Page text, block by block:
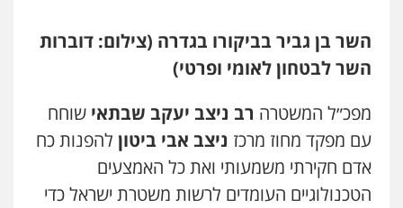
השר בן גביר בביקורו בגדרה (צילום: דוברות
השר לבטחון לאומי ופרטי)
מפכ״ל המשטרה רב ניצב יעקב שבתאי שוחח
עם מפקד מחוז מרכז ניצב אבי ביטון להפנות כח
אדם חקירתי משמעותי ואת כל האמצעים
הטכנולוגיים העומדים לרשות משטרת ישראל כדי